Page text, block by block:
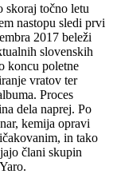
skoraj točno letu
nastopu sledi prvi
2017 beleži
slovenskih
koncu poletne
vratov ter
Proces
dela naprej. Po
kemija opravi
in tako
člani skupin